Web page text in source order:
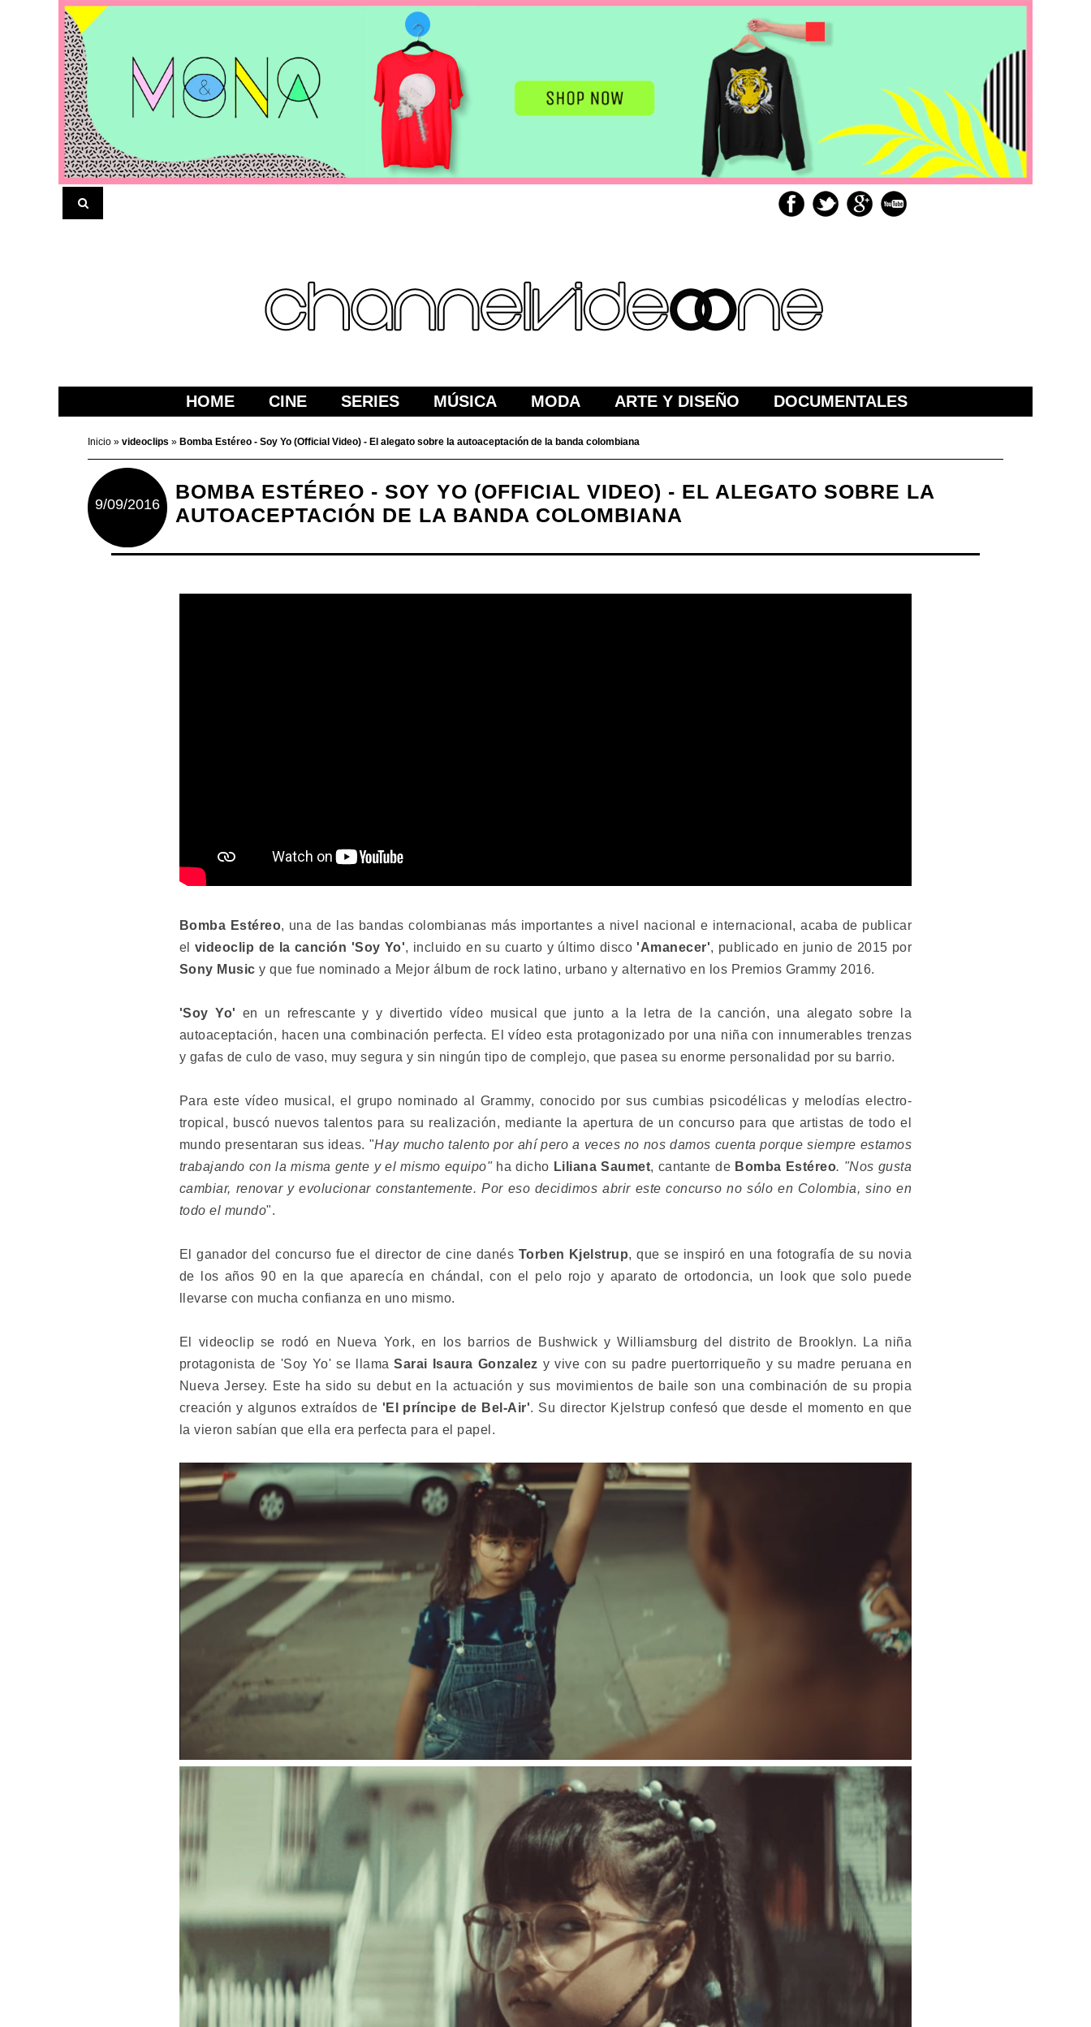
HOME CINE SERIES MÚSICA MODA ARTE Y DISEÑO DOCUMENTALES
Inicio » videoclips » Bomba Estéreo - Soy Yo (Official Video) - El alegato sobre la autoaceptación de la banda colombiana
9/09/2016
BOMBA ESTÉREO - SOY YO (OFFICIAL VIDEO) - EL ALEGATO SOBRE LA
AUTOACEPTACIÓN DE LA BANDA COLOMBIANA
Bomba Estéreo, una de las bandas colombianas más importantes a nivel nacional e internacional, acaba de publicar
el videoclip de la canción 'Soy Yo', incluido en su cuarto y último disco 'Amanecer', publicado en junio de 2015 por
Sony Music y que fue nominado a Mejor álbum de rock latino, urbano y alternativo en los Premios Grammy 2016.
'Soy Yo' en un refrescante y y divertido vídeo musical que junto a la letra de la canción, una alegato sobre la
autoaceptación, hacen una combinación perfecta. El vídeo esta protagonizado por una niña con innumerables trenzas
y gafas de culo de vaso, muy segura y sin ningún tipo de complejo, que pasea su enorme personalidad por su barrio.
Para este vídeo musical, el grupo nominado al Grammy, conocido por sus cumbias psicodélicas y melodías electro-
tropical, buscó nuevos talentos para su realización, mediante la apertura de un concurso para que artistas de todo el
mundo presentaran sus ideas. "Hay mucho talento por ahí pero a veces no nos damos cuenta porque siempre estamos
trabajando con la misma gente y el mismo equipo" ha dicho Liliana Saumet, cantante de Bomba Estéreo. "Nos gusta
cambiar, renovar y evolucionar constantemente. Por eso decidimos abrir este concurso no sólo en Colombia, sino en
todo el mundo".
El ganador del concurso fue el director de cine danés Torben Kjelstrup, que se inspiró en una fotografía de su novia
de los años 90 en la que aparecía en chándal, con el pelo rojo y aparato de ortodoncia, un look que solo puede
llevarse con mucha confianza en uno mismo.
El videoclip se rodó en Nueva York, en los barrios de Bushwick y Williamsburg del distrito de Brooklyn. La niña
protagonista de 'Soy Yo' se llamaSarai Isaura Gonzalez y vive con su padre puertorriqueño y su madre peruana en
Nueva Jersey. Este ha sido su debut en la actuación y sus movimientos de baile son una combinación de su propia
creación y algunos extraídos de 'El príncipe de Bel-Air'. Su director Kjelstrup confesó que desde el momento en que
la vieron sabían que ella era perfecta para el papel.